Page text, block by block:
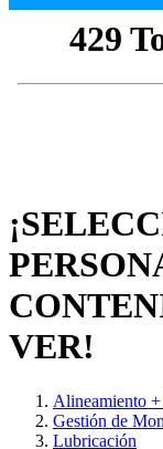
VER!
Alineamiento
Gestión de
Lubricación